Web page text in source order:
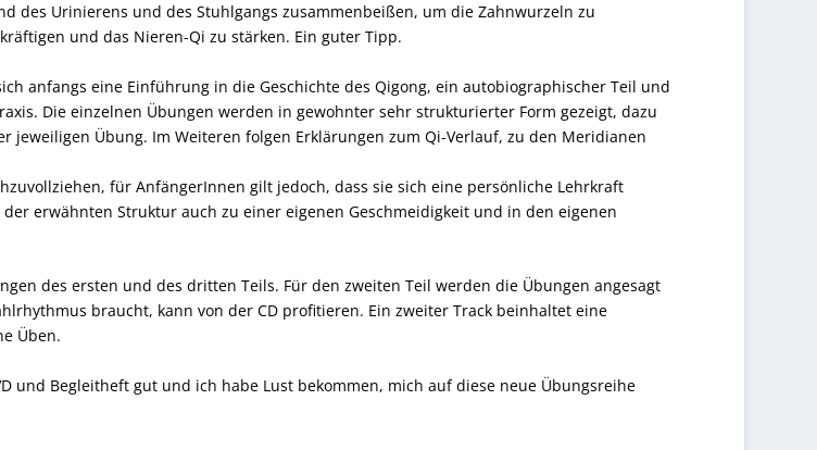
des Urinierens und des Stuhlgangs zusammenbeißen, um die Zahnwurzeln zu
und das Nieren-Qi zu stärken. Ein guter Tipp.
anfangs eine Einführung in die Geschichte des Qigong, ein autobiographischer Teil und
Die einzelnen Übungen werden in gewohnter sehr strukturierter Form gezeigt, dazu
jeweiligen Übung. Im Weiteren folgen Erklärungen zum Qi-Verlauf, zu den Meridianen
für AnfängerInnen gilt jedoch, dass sie sich eine persönliche Lehrkraft
erwähnten Struktur auch zu einer eigenen Geschmeidigkeit und in den eigenen
des ersten und des dritten Teils. Für den zweiten Teil werden die Übungen angesagt
braucht, kann von der CD profitieren. Ein zweiter Track beinhaltet eine
Üben.
und Begleitheft gut und ich habe Lust bekommen, mich auf diese neue Übungsreihe